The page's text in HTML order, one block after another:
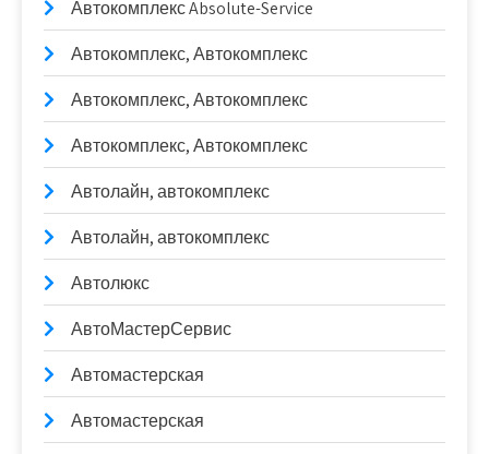
Автокомплекс Absolute-Service
Автокомплекс, Автокомплекс
Автокомплекс, Автокомплекс
Автокомплекс, Автокомплекс
Автолайн, автокомплекс
Автолайн, автокомплекс
Автолюкс
АвтоМастерСервис
Автомастерская
Автомастерская